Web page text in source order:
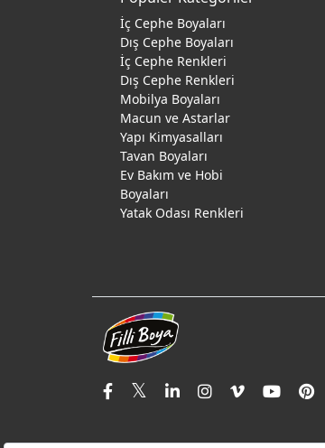
İç Cephe Boyaları
Dış Cephe Boyaları
İç Cephe Renkleri
Dış Cephe Renkleri
Mobilya Boyaları
Macun ve Astarlar
Yapı Kimyasalları
Tavan Boyaları
Ev Bakım ve Hobi
Boyaları
Yatak Odası Renkleri